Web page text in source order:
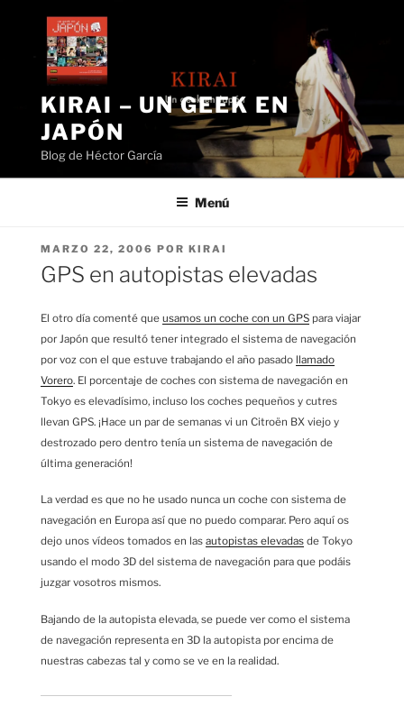
contenido
KIRAI – UN GEEK EN
JAPÓN
Blog de Héctor García
Menú
PUBLICADO
EL
MARZO 22, 2006 POR KIRAI
GPS en autopistas elevadas
El otro día comenté que usamos un coche con un GPS para viajar
por Japón que resultó tener integrado el sistema de navegación
por voz con el que estuve trabajando el año pasado llamado
Vorero. El porcentaje de coches con sistema de navegación en
Tokyo es elevadísimo, incluso los coches pequeños y cutres
llevan GPS. ¡Hace un par de semanas vi un Citroën BX viejo y
destrozado pero dentro tenía un sistema de navegación de
última generación!
La verdad es que no he usado nunca un coche con sistema de
navegación en Europa así que no puedo comparar. Pero aquí os
dejo unos vídeos tomados en las autopistas elevadas de Tokyo
usando el modo 3D del sistema de navegación para que podáis
juzgar vosotros mismos.
Bajando de la autopista elevada, se puede ver como el sistema
de navegación representa en 3D la autopista por encima de
nuestras cabezas tal y como se ve en la realidad.